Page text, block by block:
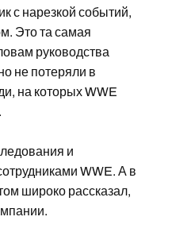
с нарезкой событий,
Это та самая
руководства
не потеряли в
на которых WWE
и
WWE. А в
широко рассказал,